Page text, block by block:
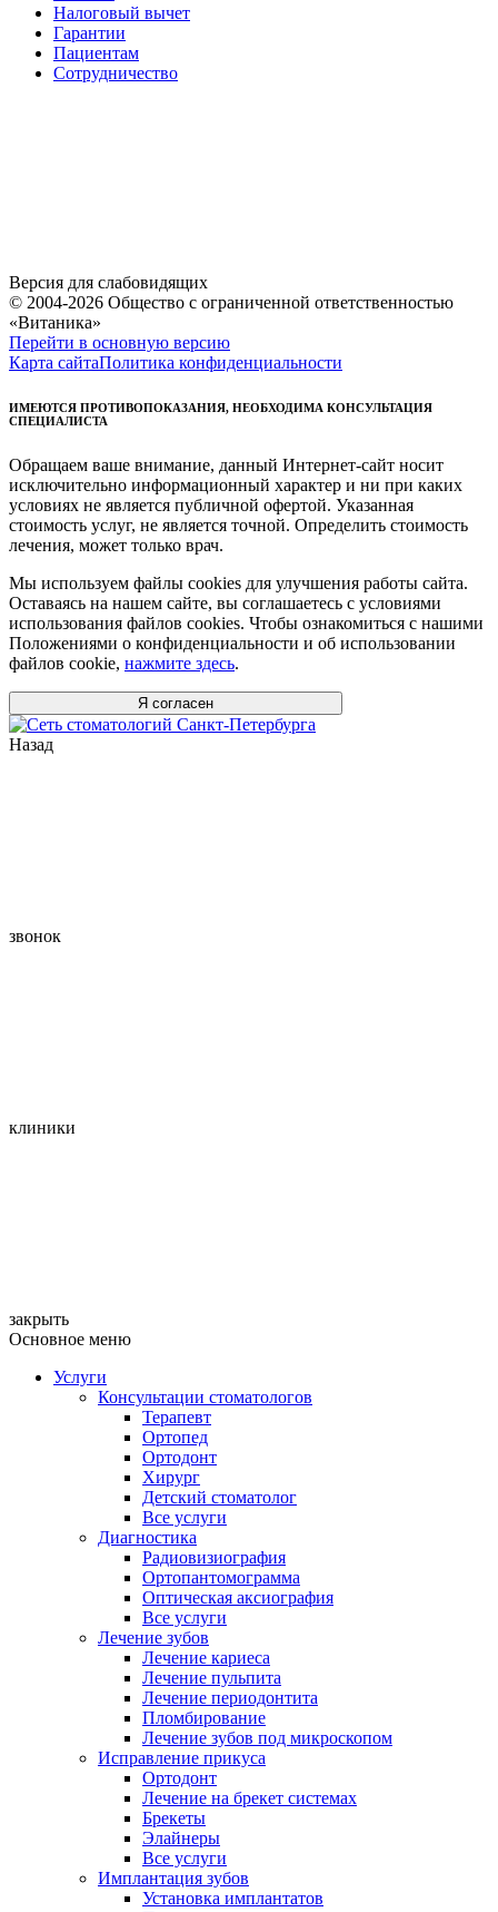
Налоговый вычет
Гарантии
Пациентам
Сотрудничество
Версия для слабовидящих
© 2004-2026 Общество с ограниченной ответственностью
«Витаника»
Перейти в основную версию
Карта сайтаПолитика конфиденциальности
ИМЕЮТСЯ ПРОТИВОПОКАЗАНИЯ, НЕОБХОДИМА КОНСУЛЬТАЦИЯ
СПЕЦИАЛИСТА
Обращаем ваше внимание, данный Интернет-сайт носит
исключительно информационный характер и ни при каких
условиях не является публичной офертой. Указанная
стоимость услуг, не является точной. Определить стоимость
лечения, может только врач.
Мы используем файлы cookies для улучшения работы сайта.
Оставаясь на нашем сайте, вы соглашаетесь с условиями
использования файлов cookies. Чтобы ознакомиться с нашими
Положениями о конфиденциальности и об использовании
файлов cookie, нажмите здесь.
Я согласен
Назад
звонок
клиники
закрыть
Основное меню
Услуги
Консультации стоматологов
Терапевт
Ортопед
Ортодонт
Хирург
Детский стоматолог
Все услуги
Диагностика
Радиовизиография
Ортопантомограмма
Оптическая аксиография
Все услуги
Лечение зубов
Лечение кариеса
Лечение пульпита
Лечение периодонтита
Пломбирование
Лечение зубов под микроскопом
Исправление прикуса
Ортодонт
Лечение на брекет системах
Брекеты
Элайнеры
Все услуги
Имплантация зубов
Установка имплантатов